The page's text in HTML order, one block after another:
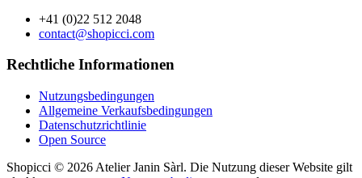
+41 (0)22 512 2048
contact@shopicci.com
Rechtliche Informationen
Nutzungsbedingungen
Allgemeine Verkaufsbedingungen
Datenschutzrichtlinie
Open Source
Shopicci © 2026 Atelier Janin Sàrl. Die Nutzung dieser Website gilt